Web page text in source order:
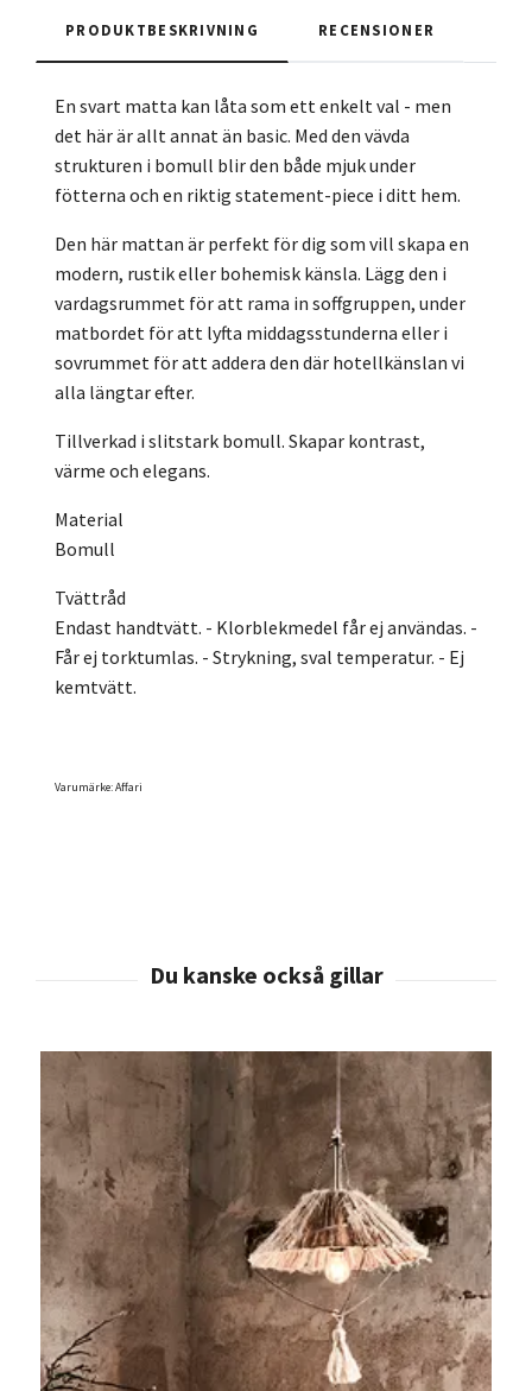
PRODUKTBESKRIVNING RECENSIONER
En svart matta kan låta som ett enkelt val - men
det här är allt annat än basic. Med den vävda
strukturen i bomull blir den både mjuk under
fötterna och en riktig statement-piece i ditt hem.
Den här mattan är perfekt för dig som vill skapa en
modern, rustik eller bohemisk känsla. Lägg den i
vardagsrummet för att rama in soffgruppen, under
matbordet för att lyfta middagsstunderna eller i
sovrummet för att addera den där hotellkänslan vi
alla längtar efter.
Tillverkad i slitstark bomull. Skapar kontrast,
värme och elegans.
Material
Bomull
Tvättråd
Endast handtvätt. - Klorblekmedel får ej användas. -
Får ej torktumlas. - Strykning, sval temperatur. - Ej
kemtvätt.
Varumärke: Affari